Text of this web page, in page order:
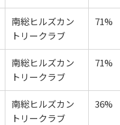
南総ヒルズカン
トリークラブ
71%
南総ヒルズカン
トリークラブ
71%
南総ヒルズカン
トリークラブ
36%